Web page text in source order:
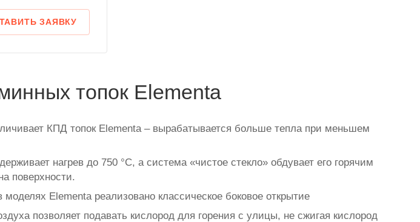
ЗАЯВКУ
топок Elementa
КПД топок Elementa – вырабатывается больше тепла при меньшем
нагрев до 750 °C, а система «чистое стекло» обдувает его горячим
поверхности.
моделях Elementa реализовано классическое боковое открытие
позволяет подавать кислород для горения с улицы, не сжигая кислород